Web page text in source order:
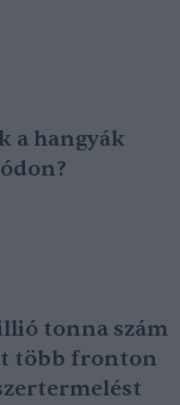
a hangyák
tonna szám
több fronton